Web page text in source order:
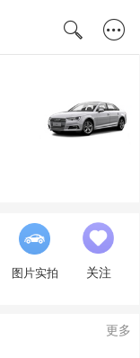
图片实拍 关注
更多